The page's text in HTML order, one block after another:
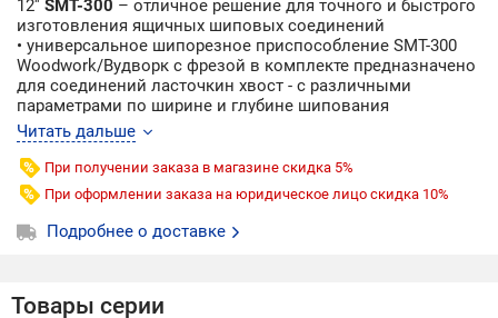
12'' SMT-300 – отличное решение для точного и быстрого
изготовления ящичных шиповых соединений
• универсальное шипорезное приспособление SMT-300
Woodwork/Вудворк c фрезой в комплекте предназначено
для соединений ласточкин хвост - с различными
параметрами по ширине и глубине шипования
• данное шипорезное приспособление полностью
выполнено из стали: корпус, шаблон и зажим
• всё сделано для идеального закрепления,
исключающего перекос или сдвиг, обрабатываемых
одновременно деталей
• с прецизионным шаблоном и фиксаторами работа
становится элементарной:
- установите необходимый вылет фрезы и можно
Читать дальше
При получении заказа в магазине скидка 5%
При оформлении заказа на юридическое лицо скидка 10%
Подробнее о доставке
Товары серии